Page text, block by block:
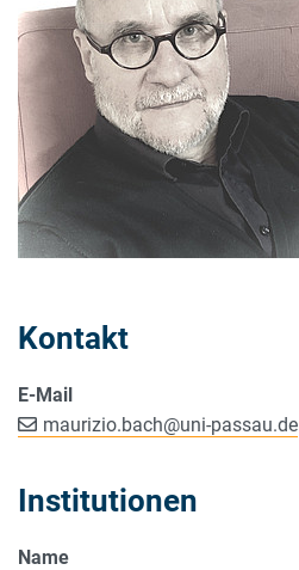
Kontakt
E-Mail
maurizio.bach@uni-passau.de
Institutionen
Name